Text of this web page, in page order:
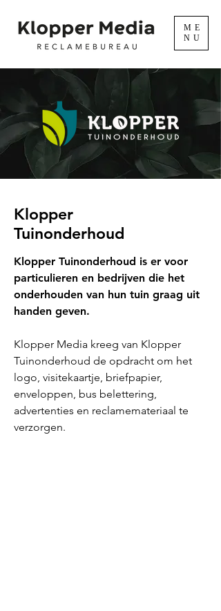
ME
NU
Klopper
Tuinonderhoud
Klopper Tuinonderhoud is er voor
particulieren en bedrijven die het
onderhouden van hun tuin graag uit
handen geven.
Klopper Media kreeg van Klopper
Tuinonderhoud de opdracht om het
logo, visitekaartje, briefpapier,
enveloppen, bus belettering,
advertenties en reclamemateriaal te
verzorgen.